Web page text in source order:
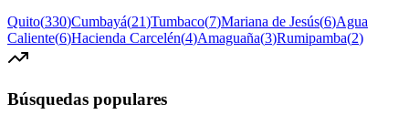
Quito(330)Cumbayá(21)Tumbaco(7)Mariana de Jesús(6)Agua
Caliente(6)Hacienda Carcelén(4)Amaguaña(3)Rumipamba(2)
Búsquedas populares